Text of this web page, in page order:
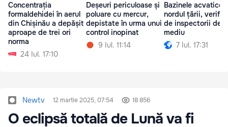
Concentrația
formaldehidei în aerul
din Chișinău a depășit
aproape de trei ori
norma
24 Iul. 17:10
Deșeuri periculoase și
poluare cu mercur,
depistate în urma unui
control inopinat
9 Iul. 11:14
Bazinele acvatice
nordul țării,
de inspectorii de
mediu
7 Iul. 17:31
Newtv 12 martie 2025, 07:54 18 856
O eclipsă totală de Lună va fi